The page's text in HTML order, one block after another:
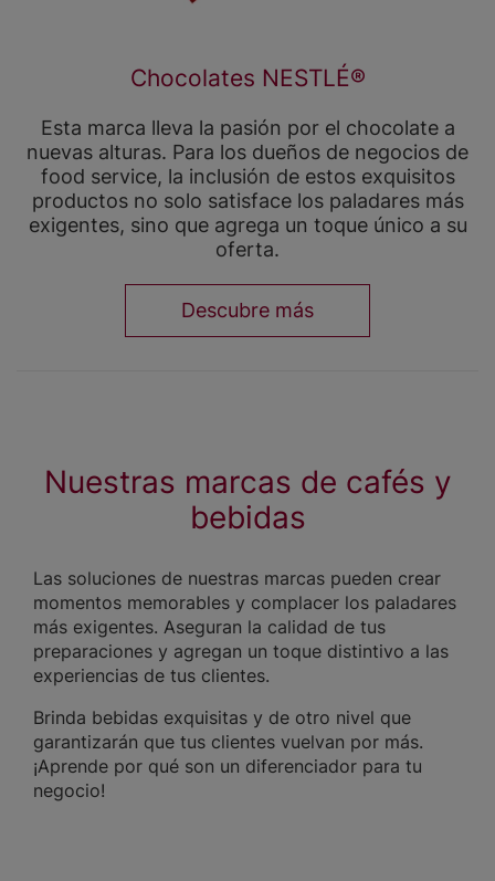
Chocolates NESTLÉ®
Esta marca lleva la pasión por el chocolate a
nuevas alturas. Para los dueños de negocios de
food service, la inclusión de estos exquisitos
productos no solo satisface los paladares más
exigentes, sino que agrega un toque único a su
oferta.
Descubre más
Nuestras marcas de cafés y
bebidas
Las soluciones de nuestras marcas pueden crear
momentos memorables y complacer los paladares
más exigentes. Aseguran la calidad de tus
preparaciones y agregan un toque distintivo a las
experiencias de tus clientes.
Brinda bebidas exquisitas y de otro nivel que
garantizarán que tus clientes vuelvan por más.
¡Aprende por qué son un diferenciador para tu
negocio!